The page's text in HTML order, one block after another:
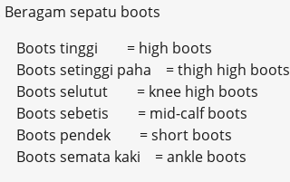
Beragam sepatu boots
Boots tinggi = high boots
Boots setinggi paha = thigh high boots
Boots selutut = knee high boots
Boots sebetis = mid-calf boots
Boots pendek = short boots
Boots semata kaki = ankle boots